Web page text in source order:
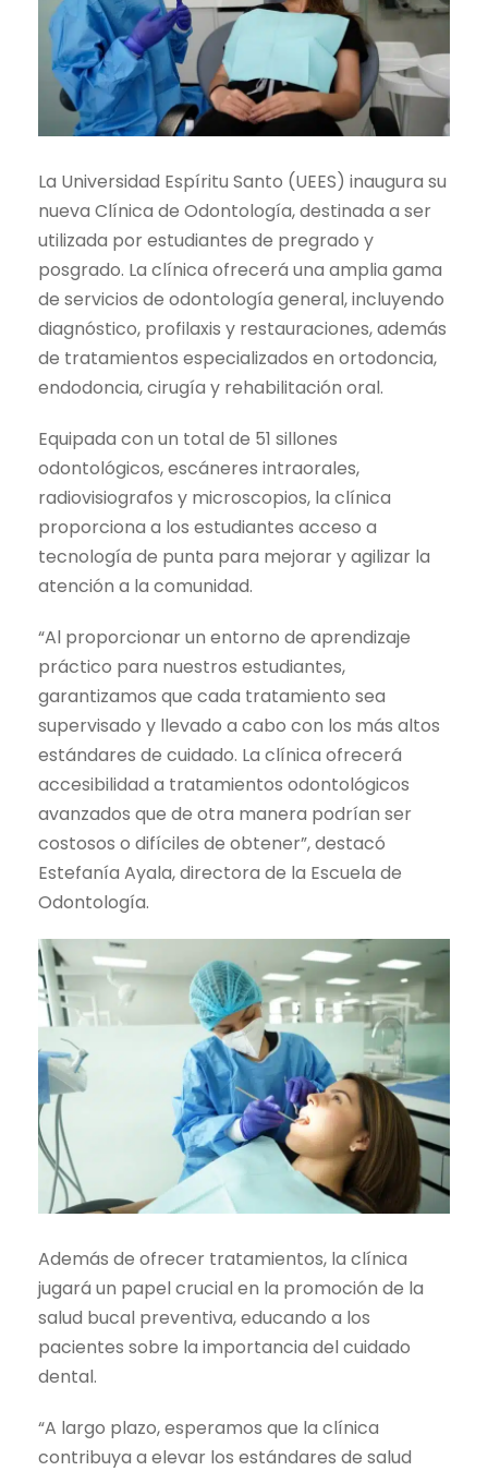
La Universidad Espíritu Santo (UEES) inaugura su
nueva Clínica de Odontología, destinada a ser
utilizada por estudiantes de pregrado y
posgrado. La clínica ofrecerá una amplia gama
de servicios de odontología general, incluyendo
diagnóstico, profilaxis y restauraciones, además
de tratamientos especializados en ortodoncia,
endodoncia, cirugía y rehabilitación oral.
Equipada con un total de 51 sillones
odontológicos, escáneres intraorales,
radiovisiografos y microscopios, la clínica
proporciona a los estudiantes acceso a
tecnología de punta para mejorar y agilizar la
atención a la comunidad.
“Al proporcionar un entorno de aprendizaje
práctico para nuestros estudiantes,
garantizamos que cada tratamiento sea
supervisado y llevado a cabo con los más altos
estándares de cuidado. La clínica ofrecerá
accesibilidad a tratamientos odontológicos
avanzados que de otra manera podrían ser
costosos o difíciles de obtener”, destacó
Estefanía Ayala, directora de la Escuela de
Odontología.
Además de ofrecer tratamientos, la clínica
jugará un papel crucial en la promoción de la
salud bucal preventiva, educando a los
pacientes sobre la importancia del cuidado
dental.
“A largo plazo, esperamos que la clínica
contribuya a elevar los estándares de salud